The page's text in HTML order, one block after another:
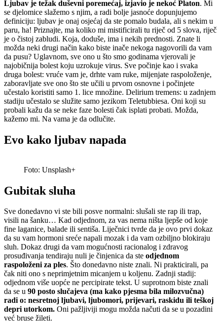
Ljubav je težak duševni poremećaj, izjavio je nekoć Platon. Mi
se djelomice slažemo s njim, a radi bolje jasnoće dopunjujemo
definiciju: ljubav je onaj osjećaj da ste pomalo budala, ali s nekim u
paru, ha! Priznajte, ma koliko mi mistificirali tu riječ od 5 slova, riječ
je o čistoj zabludi. Koja, doduše, ima i nekih prednosti. Znate li
možda neki drugi način kako biste inače nekoga nagovorili da vam
da pusu? Uglavnom, sve ono u što smo godinama vjerovali je
najobičnija bolest koju uzrokuje virus. Sve počinje kao i svaka
druga bolest: vruće vam je, drhte vam ruke, mijenjate raspoloženje,
zaboravljate sve ono što ste učili u prvom osnovne i počinjete
učestalo koristiti samo 1. lice množine. Delirium tremens: u zadnjem
stadiju učestalo se služite samo jezikom Teletubbiesa. Oni koji su
probali kažu da se neke faze bolesti čak isplati probati. Možda,
kažemo mi. Na vama je da odlučite.
Evo kako ljubav napada
Foto: Unsplash+
Gubitak sluha
Sve donedavno vi ste bili posve normalni: slušali ste rap ili trap,
visili na šanku… Kad odjednom, za vas nema ništa ljepše od koje
fine laganice, balade ili sentiša. Liječnici tvrde da je ovo prvi dokaz
da su vam hormoni sreće napali mozak i da vam ozbiljno blokiraju
sluh. Dokaz drugi da vam mogućnosti racionalog i zdravog
prosuđivanja tendiraju nuli je činjenica da ste odjednom
raspoloženi za ples. Što donedavno niste znali. Ni prakticirali, pa
čak niti ono s neprimjetnim micanjem u koljenu. Zadnji stadij:
odjednom više uopće ne percipirate tekst. U suprotnom biste znali
da se u 90 posto slučajeva (ma kako pjesma bila milozvučna)
radi o: nesretnoj ljubavi, ljubomori, prijevari, raskidu ili teškoj
depri utorkom. Oni pažljiviji mogu možda načuti da se u pozadini
već bruse žileti.